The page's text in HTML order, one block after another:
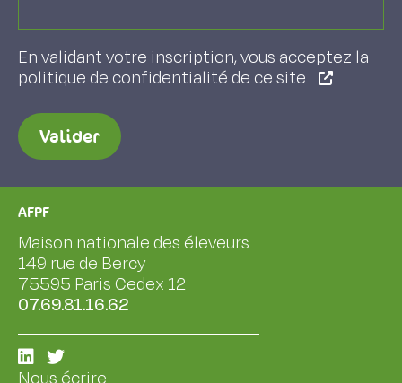
En validant votre inscription, vous acceptez la
politique de confidentialité de ce site
Valider
AFPF
Maison nationale des éleveurs
149 rue de Bercy
75595 Paris Cedex 12
07.69.81.16.62